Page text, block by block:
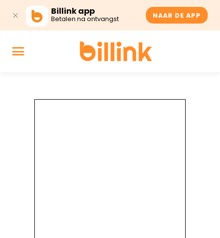
Billink app
Betalen na ontvangst NAAR DE APP